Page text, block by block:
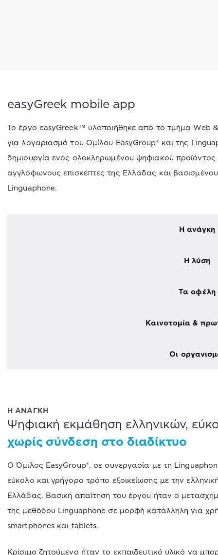
easyGreek mobile app
Το έργο easyGreek™ υλοποιήθηκε από το τμήμα Web
για λογαριασμό του Ομίλου EasyGroup® και της
δημιουργία ενός ολοκληρωμένου ψηφιακού
αγγλόφωνους επισκέπτες της Ελλάδας και
Linguaphone.
Η ανάγκη
Η λύση
Τα οφέλη
Καινοτομία &
Οι
Η ΑΝΑΓΚΗ
Ψηφιακή εκμάθηση ελληνικών,
χωρίς σύνδεση στο διαδίκτυο
Ο Όμιλος EasyGroup®, σε συνεργασία με τη
εύκολο και γρήγορο τρόπο εξοικείωσης με την
Ελλάδας. Βασική απαίτηση του έργου ήταν ο
της μεθόδου Linguaphone σε μορφή κατάλληλη για
smartphones και tablets.
Κρίσιμο ζητούμενο ήταν το εκπαιδευτικό υλικό να